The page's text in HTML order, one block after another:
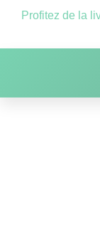
Profitez de la